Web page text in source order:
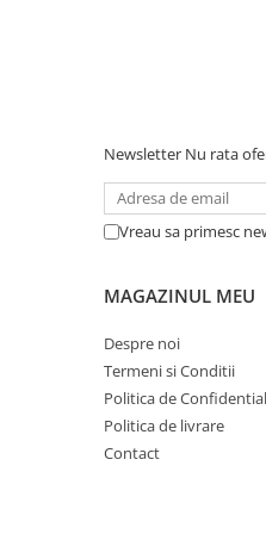
Newsletter Nu rata
Vreau sa primesc
MAGAZINUL MEU
Despre noi
Termeni si Conditii
Politica de
Politica de livrare
Contact